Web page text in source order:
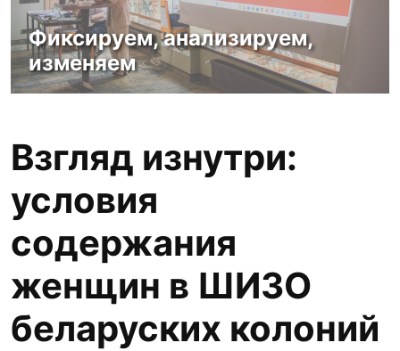
Фиксируем, анализируем,
изменяем
Взгляд изнутри:
условия
содержания
женщин в ШИЗО
беларуских колоний